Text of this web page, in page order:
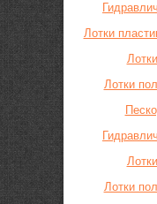
Лотки
Лотки
Лотки